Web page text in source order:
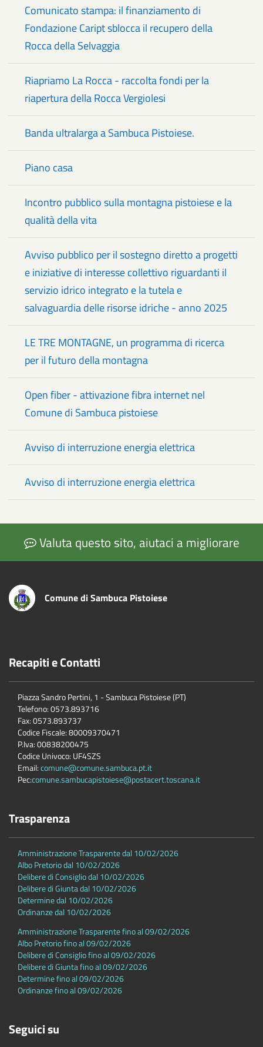
Comunicato stampa: il finanziamento di
Fondazione Caript sblocca il recupero della
Rocca della Selvaggia
Riapriamo La Rocca - raccolta fondi per la
riapertura della Rocca Vergiolesi
Banda ultralarga a Sambuca Pistoiese.
Piano casa
Incontro pubblico sulla montagna pistoiese e la
qualità della vita
Avviso pubblico per il sostegno diretto a progetti
e iniziative di interesse collettivo riguardanti il
servizio idrico integrato e la tutela e
salvaguardia delle risorse idriche - anno 2025
LE TRE MONTAGNE, un programma di ricerca
per il futuro della montagna
Open fiber - attivazione fibra internet nel
Comune di Sambuca pistoiese
Avviso di interruzione energia elettrica
Avviso di interruzione energia elettrica
Valuta questo sito, aiutaci a migliorare
Comune di Sambuca Pistoiese
Recapiti e Contatti
Piazza Sandro Pertini, 1 - Sambuca Pistoiese (PT)
Telefono: 0573.893716
Fax: 0573.893737
Codice Fiscale: 80009370471
P.Iva: 00838200475
Codice Univoco: UF4SZS
Email:comune@comune.sambuca.pt.it
Pec:comune.sambucapistoiese@postacert.toscana.it
Trasparenza
Amministrazione Trasparente dal 10/02/2026
Albo Pretorio dal 10/02/2026
Delibere di Consiglio dal 10/02/2026
Delibere di Giunta dal 10/02/2026
Determine dal 10/02/2026
Ordinanze dal 10/02/2026
Amministrazione Trasparente fino al 09/02/2026
Albo Pretorio fino al 09/02/2026
Delibere di Consiglio fino al 09/02/2026
Delibere di Giunta fino al 09/02/2026
Determine fino al 09/02/2026
Ordinanze fino al 09/02/2026
Seguici su